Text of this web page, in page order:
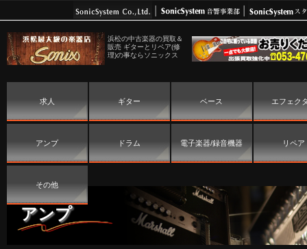
浜松の中古楽器の買取＆
販売 ギターとリペア(修
理)の事ならソニックス
求人 ギター ベース エフェク
アンプ ドラム 電子楽器/録音機器 リペア
その他
アンプ